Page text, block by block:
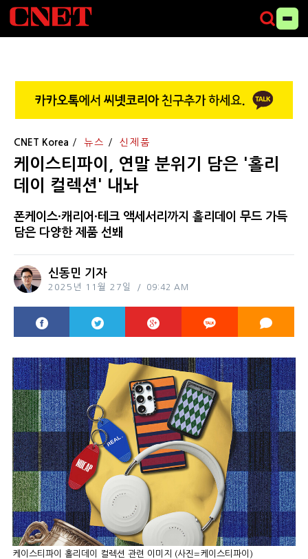
CNET Korea 뉴스 신제품
케이스티파이, 연말 분위기 담은 '홀리
데이 컬렉션' 내놔
폰케이스·캐리어·테크 액세서리까지 홀리데이 무드 가득
담은 다양한 제품 선봬
신동민 기자
2025년 11월 27일 09:42 AM
케이스티파이 홀리데이 컬렉션 관련 이미지 (사진=케이스티파이)